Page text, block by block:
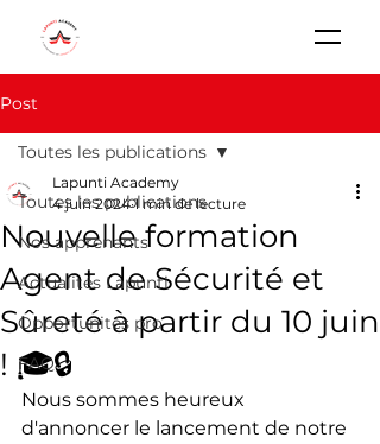
Post
Toutes les publications
Nos apprenants
Actualités Lapunti
Opportunités pro
FAQ
Toutes les publications
Nouvelle formation
Agent de Sécurité et
Sûreté à partir du 10 juin
! 🎓🔒
Lapunti Academy
4 juin 2024 1 min de lecture
Nous sommes heureux
d'annoncer le lancement de notre